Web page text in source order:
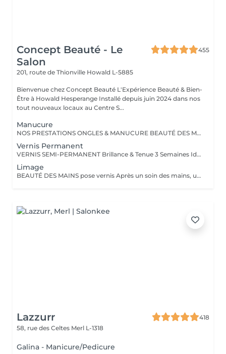
Concept Beauté - Le
Salon
455
201, route de Thionville Howald L-5885
Bienvenue chez Concept Beauté L'Expérience Beauté & Bien-
Être à Howald Hesperange Installé depuis juin 2024 dans nos
tout nouveaux locaux au Centre S...
Manucure
NOS PRESTATIONS ONGLES & MANUCURE BEAUTÉ DES MAINS Manucure & Soin Nourrissant Offrez à vos mains un soin complet avec une manucure experte comprenant : Limage et mise en forme des ongles Soins des cuticules pour un contour net Massage nourrissant avec des soins hydratants ProNails En supplément : Application d'un vernis Longwear ou semi-permanent (en option) Une pause bien-être idéale pour retrouver des mains soignées et élégantes. OPTIONS À LA CARTE Personnalisez votre soin ! Selon vos envies, vous pouvez compléter votre manucure avec : Pose de vernis Longwear Pour une touche de couleur élégante Vernis semi-permanent Tenue parfaite jusqu'à 3 semaines Soin Spa Complet des mains Exfoliation, masque nourrissant et massage profond pour une détente absolue Offrez à vos mains un soin sur-mesure, réalisé par nos professionnelles expertes ! Notre équipe est composée d'expertes hautement qualifiées, dont certaines sont formatrices en onglerie dans notre centre Concept Beauté Distribution. Nous maîtrisons les dernières tendances et techniques pour garantir des prestations d'exception. Besoin d'un conseil personnalisé ? Nous sommes là pour vous guider vers la meilleure option selon votre type d'ongles et votre style de vie. Offrez à vos mains et à vos pieds l'expertise qu'ils méritent avec ProNails et notre équipe d'expertes !
Vernis Permanent
VERNIS SEMI-PERMANENT Brillance & Tenue 3 Semaines Idéal pour celles qui veulent une manucure impeccable sans abîmer leurs ongles naturels, le vernis semi-permanent ProNails assure une brillance éclatante et une tenue longue durée. Pourquoi choisir le semi-permanent ? Séchage immédiat sous lampe LED Jusqu'à 3 semaines de tenue sans s'écailler Large choix de couleurs tendances Dépose rapide et en douceur Disponible pour les mains & les pieds pour une mise en beauté complète. ONGLES PARFAITS AVEC PRONAILS EXPERTISE & QUALITÉ PROFESSIONNELLE Dans notre institut, nous vous offrons un service onglerie haut de gamme, réalisé avec les produits de la marque ProNails, reconnue pour sa qualité et sa tenue exceptionnelle. Nos expertes en onglerie, dont certaines sont également formatrices en prothésie ongulaire dans notre centre de formation Concept Beauté Distribution, sauront vous conseiller et sublimer vos ongles avec professionnalisme.
Limage
BEAUTÉ DES MAINS pose vernis Après un soin des mains, une pose vernis : Limage et mise en forme des ongles Application d'un vernis Longwear ProNails longue tenue ou semi-permanent (en option) Une pause bien-être idéale pour retrouver des mains soignées et élégantes.
Lazzurr
418
58, rue des Celtes Merl L-1318
Galina - Manicure/Pedicure